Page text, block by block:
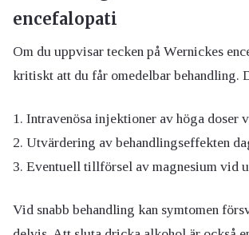
encefalopati
Om du uppvisar tecken på Wernickes
kritiskt att du får omedelbar behandling.
Intravenösa injektioner av höga doser
Utvärdering av behandlingseffekten
Eventuell tillförsel av magnesium vid
Vid snabb behandling kan symtomen